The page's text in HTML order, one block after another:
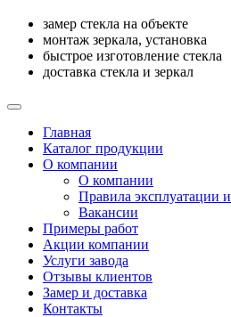
замер стекла на объекте
монтаж зеркала, установка
быстрое изготовление стекла
доставка стекла и зеркал
Главная
Каталог продукции
О компании
О компании
Правила эксплуатации
Вакансии
Примеры работ
Акции компании
Услуги завода
Отзывы клиентов
Замер и доставка
Контакты